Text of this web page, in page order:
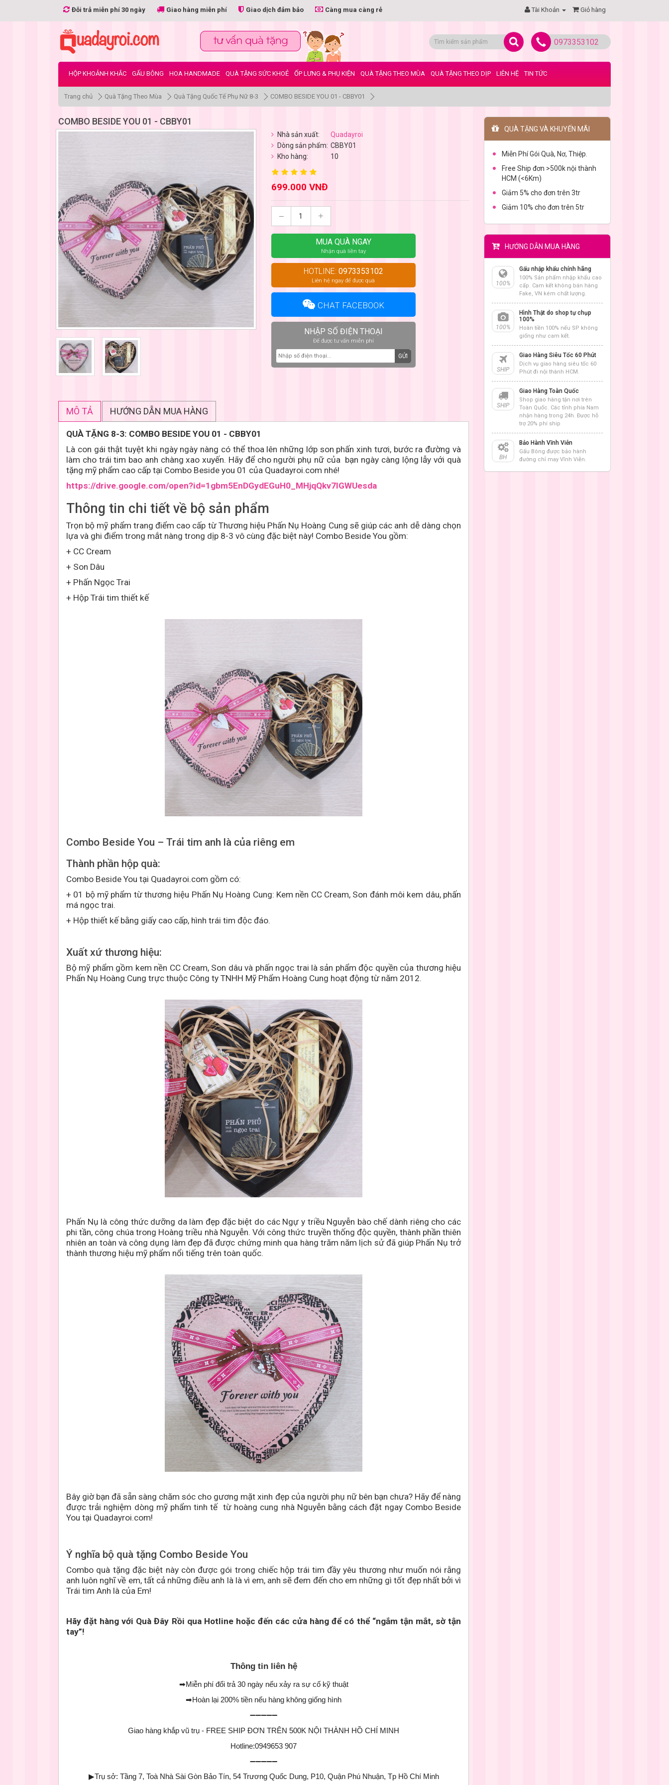
Đỗi trả miễn phí 30 ngày Giao hàng miễn phí Giao dịch đảm bảo Càng mua càng rẻ Tài Khoản Giỏ hàng
0973353102
HỘP KHOẢNH KHẮC GẤU BÔNG HOA HANDMADE QUÀ TẶNG SỨC KHOẺ ỐP LƯNG & PHỤ KIỆN QUÀ TẶNG THEO MÙA QUÀ TẶNG THEO DỊP LIÊN HỆ TIN TỨC
Trang chủ Quà Tặng Theo Mùa Quà Tặng Quốc Tế Phụ Nữ 8-3 COMBO BESIDE YOU 01 - CBBY01
COMBO BESIDE YOU 01 - CBBY01
Nhà sản xuất:
Quadayroi
Dòng sản phẩm: CBBY01
Kho hàng:
10
699.000 VNĐ
MUA QUÀ NGAY
Nhận quà liền tay
HOTLINE: 0973353102
Liên hệ ngay để được quà
CHAT FACEBOOK
NHẬP SỐ ĐIỆN THOẠI
Để được tư vấn miễn phí
GỬI
MÔ TẢ HƯỚNG DẪN MUA HÀNG
QUÀ TẶNG 8-3: COMBO BESIDE YOU 01 - CBBY01
Là con gái thật tuyệt khi ngày ngày nàng có thể thoa lên những lớp son phấn xinh tươi, bước ra đường và
làm cho trái tim bao anh chàng xao xuyến. Hãy để cho người phụ nữ của bạn ngày càng lộng lẫy với quà
tặng mỹ phẩm cao cấp tại Combo Beside you 01 của Quadayroi.com nhé!
https://drive.google.com/open?id=1gbm5EnDGydEGuH0_MHjqQkv7lGWUesda
Thông tin chi tiết về bộ sản phẩm
Trọn bộ mỹ phẩm trang điểm cao cấp từ Thương hiệu Phấn Nụ Hoàng Cung sẽ giúp các anh dễ dàng chọn
lựa và ghi điểm trong mắt nàng trong dịp 8-3 vô cùng đặc biệt này! Combo Beside You gồm:
+ CC Cream
+ Son Dâu
+ Phấn Ngọc Trai
+ Hộp Trái tim thiết kế
Combo Beside You – Trái tim anh là của riêng em
Thành phần hộp quà:
Combo Beside You tại Quadayroi.com gồm có:
+ 01 bộ mỹ phẩm từ thương hiệu Phấn Nụ Hoàng Cung: Kem nền CC Cream, Son đánh môi kem dâu, phấn
má ngọc trai.
+ Hộp thiết kế bằng giấy cao cấp, hình trái tim độc đáo.
Xuất xứ thương hiệu:
Bộ mỹ phẩm gồm kem nền CC Cream, Son dâu và phấn ngọc trai là sản phẩm độc quyền của thương hiệu
Phấn Nụ Hoàng Cung trực thuộc Công ty TNHH Mỹ Phẩm Hoàng Cung hoạt động từ năm 2012.
Phấn Nụ là công thức dưỡng da làm đẹp đặc biệt do các Ngự y triều Nguyễn bào chế dành riêng cho các
phi tần, công chúa trong Hoàng triều nhà Nguyễn. Với công thức truyền thống độc quyền, thành phần thiên
nhiên an toàn và công dụng làm đẹp đã được chứng minh qua hàng trăm năm lịch sử đã giúp Phấn Nụ trở
thành thương hiệu mỹ phẩm nổi tiếng trên toàn quốc.
Bây giờ bạn đã sẵn sàng chăm sóc cho gương mặt xinh đẹp của người phụ nữ bên bạn chưa? Hãy để nàng
được trải nghiệm dòng mỹ phẩm tinh tế từ hoàng cung nhà Nguyễn bằng cách đặt ngay Combo Beside
You tại Quadayroi.com!
Ý nghĩa bộ quà tặng Combo Beside You
Combo quà tặng đặc biệt này còn được gói trong chiếc hộp trái tim đầy yêu thương như muốn nói rằng
anh luôn nghĩ về em, tất cả những điều anh là là vì em, anh sẽ đem đến cho em những gì tốt đẹp nhất bởi vì
Trái tim Anh là của Em!
Hãy đặt hàng với Quà Đây Rồi qua Hotline hoặc đến các cửa hàng để có thể “ngắm tận mắt, sờ tận
tay”!
Thông tin liên hệ
➡Miễn phí đổi trả 30 ngày nếu xảy ra sự cố kỹ thuật
➡Hoàn lại 200% tiền nếu hàng không giống hình
➖➖➖➖➖
Giao hàng khắp vũ trụ - FREE SHIP ĐƠN TRÊN 500K NỘI THÀNH HỒ CHÍ MINH
Hotline:0949653 907
➖➖➖➖➖
▶Trụ sở: Tầng 7, Toà Nhà Sài Gòn Bảo Tín, 54 Trương Quốc Dung, P10, Quận Phú Nhuận, Tp Hồ Chí Minh
QUÀ TẶNG VÀ KHUYẾN MÃI
Miễn Phí Gói Quà, Nơ, Thiệp.
Free Ship đơn >500k nội thành
HCM (<6Km)
Giảm 5% cho đơn trên 3tr
Giảm 10% cho đơn trên 5tr
HƯỚNG DẪN MUA HÀNG
100%
Gấu nhập khẩu chính hãng
100% Sản phẩm nhập khẩu cao
cấp. Cam kết không bán hàng
Fake, VN kém chất lượng.
100%
Hình Thật do shop tự chụp
100%
Hoàn tiền 100% nếu SP không
giống như cam kết.
SHIP
Giao Hàng Siêu Tốc 60 Phút
Dịch vụ giao hàng siêu tốc 60
Phút đi nội thành HCM.
SHIP
Giao Hàng Toàn Quốc
Shop giao hàng tận nơi trên
Toàn Quốc. Các tỉnh phía Nam
nhận hàng trong 24h. Được hỗ
trợ 20% phí ship
BH
Bảo Hành Vĩnh Viễn
Gấu Bông được bảo hành
đường chỉ may Vĩnh Viễn.